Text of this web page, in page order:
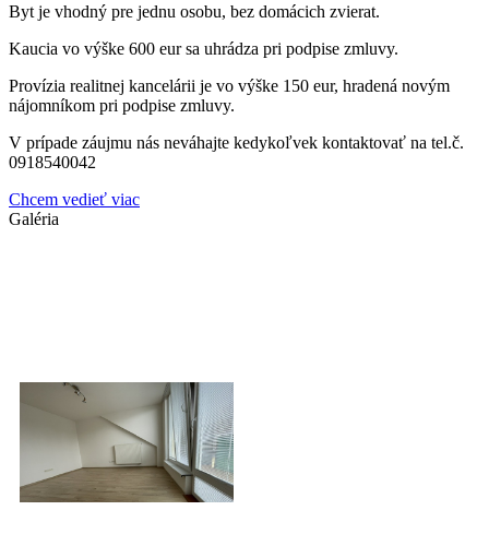
Byt je vhodný pre jednu osobu, bez domácich zvierat.
Kaucia vo výške 600 eur sa uhrádza pri podpise zmluvy.
Provízia realitnej kancelárii je vo výške 150 eur, hradená novým
nájomníkom pri podpise zmluvy.
V prípade záujmu nás neváhajte kedykoľvek kontaktovať na tel.č.
0918540042
Chcem vedieť viac
Galéria